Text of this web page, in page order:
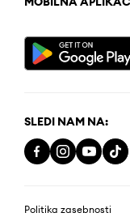
SLEDI NAM NA:
Politika zasebnosti